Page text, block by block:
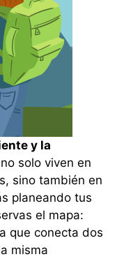
y la
no solo viven en
sino también en
planeando tus
el mapa:
que conecta dos
misma